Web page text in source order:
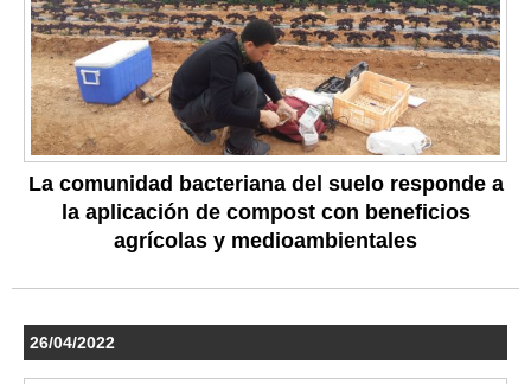
La comunidad bacteriana del suelo responde a
la aplicación de compost con beneficios
agrícolas y medioambientales
26/04/2022